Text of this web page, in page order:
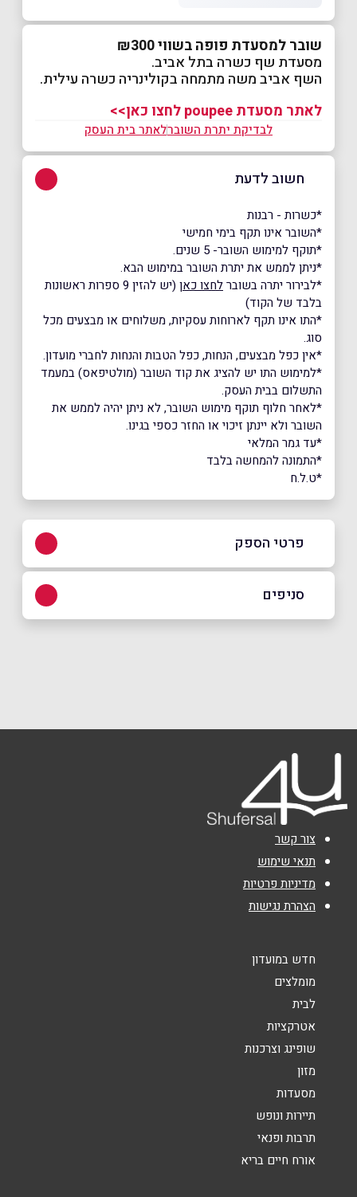
שובר למסעדת פופה בשווי ₪300
מסעדת שף כשרה בתל אביב.
השף אביב משה מתמחה בקולינריה כשרה עילית.
לאתר מסעדת poupee לחצו כאן>>
לבדיקת יתרת השוברלאתר בית העסק
חשוב לדעת
*כשרות - רבנות
*השובר אינו תקף בימי חמישי
*תוקף למימוש השובר- 5 שנים.
*ניתן לממש את יתרת השובר במימוש הבא.
*לבירור יתרה בשוברלחצו כאן
(יש להזין 9 ספרות ראשונות
בלבד של הקוד)
*התו אינו תקף לארוחות עסקיות, משלוחים או מבצעים מכל
סוג.
*אין כפל מבצעים, הנחות, כפל הטבות והנחות לחברי מועדון.
*למימוש התו יש להציג את קוד השובר (מולטיפאס) במעמד
התשלום בבית העסק.
*לאחר חלוף תוקף מימוש השובר, לא ניתן יהיה לממש את
השובר ולא יינתן זיכוי או החזר כספי בגינו.
*עד גמר המלאי
*התמונה להמחשה בלבד
*ט.ל.ח
פרטי הספק
באתר באינסטגרם
טלפון
אימייל*
נושא*
אנא חזרו אלי בקשר ל...
סניפים
צור קשר
תנאי שימוש
מדיניות פרטיות
הצהרת נגישות
חדש במועדון
מומלצים
לבית
אטרקציות
שופינג וצרכנות
מזון
מסעדות
תיירות ונופש
תרבות ופנאי
אורח חיים בריא